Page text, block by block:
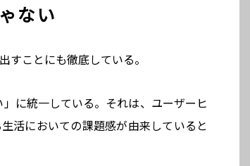
ない
すことにも徹底している。
」に統一している。それは、ユーザーヒ
活においての課題感が由来していると